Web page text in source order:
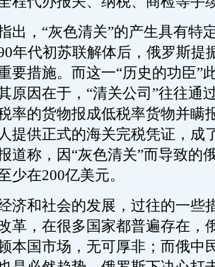
，“灰色清关”的产生具有特
年代初苏联解体后，俄罗斯提
要措施。而这一“历史的功臣”
原因在于，“清关公司”往往通
率的货物报成低税率货物并瞒
提供正式的海关完税凭证，成
道称，因“灰色清关”而导致的
少在200亿美元。
和社会的发展，过往的一些
革，在很多国家都普遍存在，
本国市场，无可厚非；而俄中